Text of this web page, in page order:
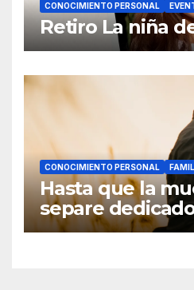
CONOCIMIENTO PERSONAL
Retiro La niña
CONOCIMIENTO PERSONAL
Hasta que la
separe
hombres